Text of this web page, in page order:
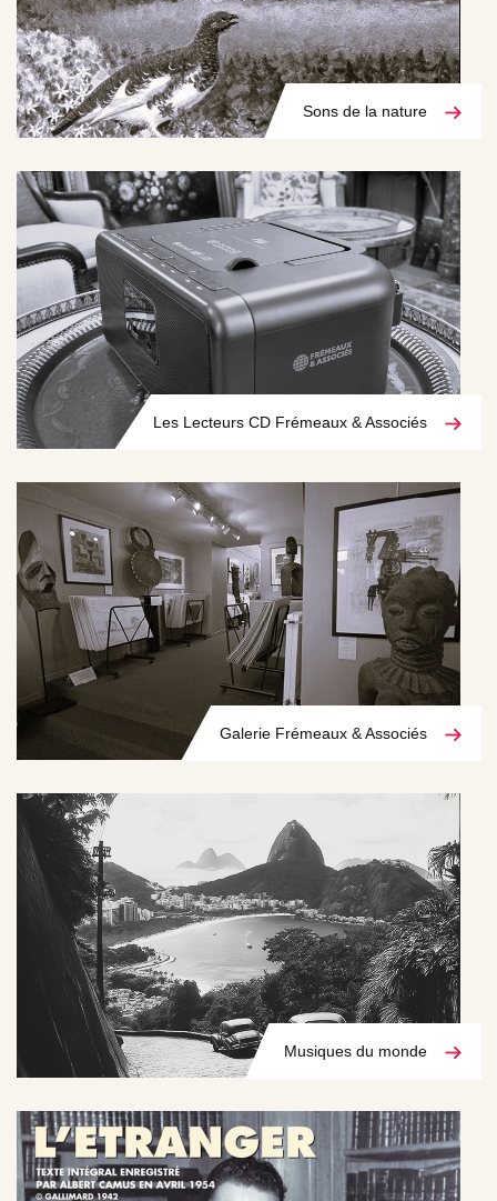
Sons de la nature
Les Lecteurs CD Frémeaux & Associés
Galerie Frémeaux & Associés
Musiques du monde